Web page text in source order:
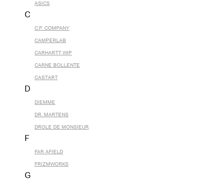
ASICS
C
C.P. COMPANY
CAMPERLAB
CARHARTT WIP
CARNE BOLLENTE
CASTART
D
DIEMME
DR. MARTENS
DROLE DE MONSIEUR
F
FAR AFIELD
FRIZMWORKS
G